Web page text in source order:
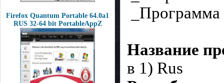
Firefox Quantum Portable 64.0a1
RUS 32-64 bit PortableAppZ
Название
в 1) Rus